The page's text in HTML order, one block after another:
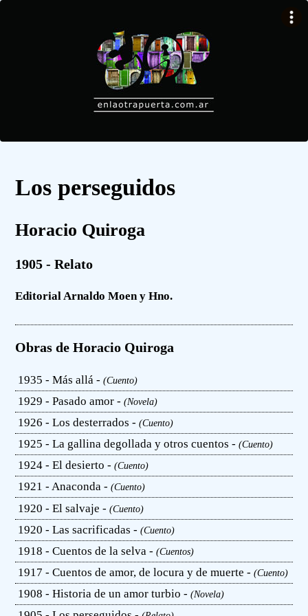
Los perseguidos
Horacio Quiroga
1905 - Relato
Editorial Arnaldo Moen y Hno.
Obras de Horacio Quiroga
1935 - Más allá -(Cuento)
1929 - Pasado amor -(Novela)
1926 - Los desterrados -(Cuento)
1925 - La gallina degollada y otros cuentos -(Cuento)
1924 - El desierto -(Cuento)
1921 - Anaconda -(Cuento)
1920 - El salvaje -(Cuento)
1920 - Las sacrificadas -(Cuento)
1918 - Cuentos de la selva -(Cuentos)
1917 - Cuentos de amor, de locura y de muerte -(Cuento)
1908 - Historia de un amor turbio -(Novela)